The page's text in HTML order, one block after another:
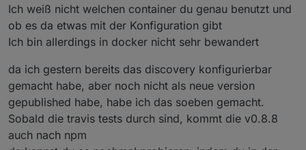
Ich weiß nicht welchen container du genau benutzt und
ob es da etwas mit der Konfiguration gibt
Ich bin allerdings in docker nicht sehr bewandert
da ich gestern bereits das discovery konfigurierbar
gemacht habe, aber noch nicht als neue version
gepublished habe, habe ich das soeben gemacht.
Sobald die travis tests durch sind, kommt die v0.8.8
auch nach npm